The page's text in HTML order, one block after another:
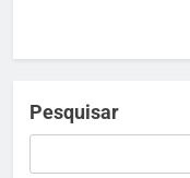
Pesquisar